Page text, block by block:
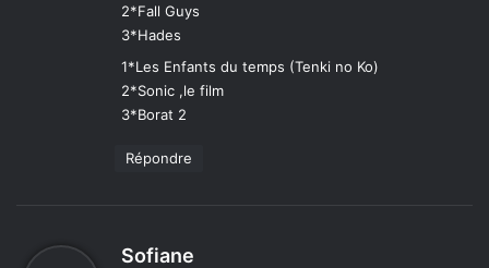
2*Fall Guys
3*Hades
1*Les Enfants du temps (Tenki no Ko)
2*Sonic ,le film
3*Borat 2
Répondre
Sofiane